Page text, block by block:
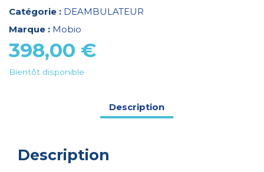
Catégorie : DEAMBULATEUR
Marque : Mobio
398,00 €
Bientôt disponible
Description
Description